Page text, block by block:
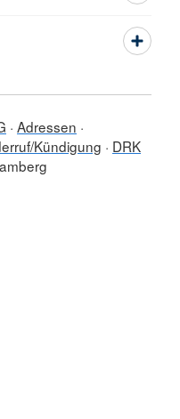
Adressen
Kündigung
DRK